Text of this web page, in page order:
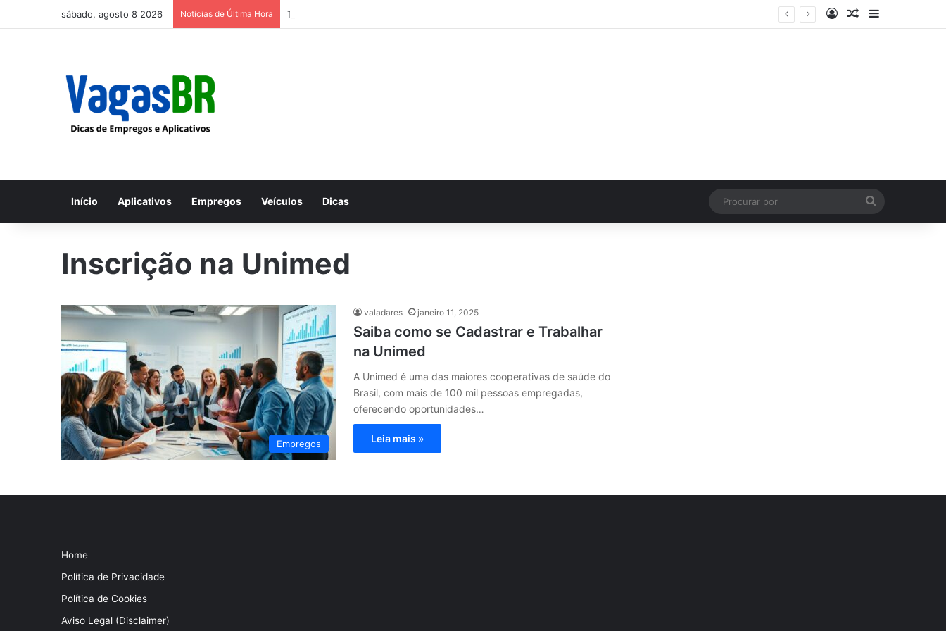
sábado, agosto 8 2026 Notícias de Última Hora Trabalhe conosco: Vagas abertas na Petrobras EntrarArtigo aleatório
Início Aplicativos Empregos Veículos Dicas
por
Inscrição na Unimed
Empregos
valadares janeiro 11, 2025
Saiba como se Cadastrar e Trabalhar
na Unimed
A Unimed é uma das maiores cooperativas de saúde do
Brasil, com mais de 100 mil pessoas empregadas,
oferecendo oportunidades…
Leia mais »
Home
Política de Privacidade
Política de Cookies
Aviso Legal (Disclaimer)